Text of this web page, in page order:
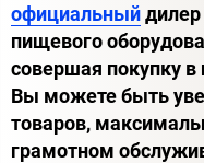
официальныйдилер
пищевого
совершая покупку
Вы можете быть
товаров,
грамотном